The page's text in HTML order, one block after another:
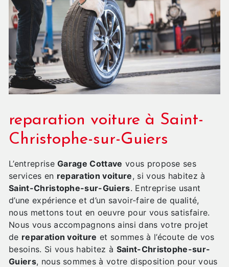
reparation voiture à Saint-
Christophe-sur-Guiers
L’entrepriseGarage Cottave vous propose ses
services en reparation voiture, si vous habitez à
Saint-Christophe-sur-Guiers. Entreprise usant
d’une expérience et d’un savoir-faire de qualité,
nous mettons tout en oeuvre pour vous satisfaire.
Nous vous accompagnons ainsi dans votre projet
de reparation voiture et sommes à l’écoute de vos
besoins. Si vous habitez à Saint-Christophe-sur-
Guiers, nous sommes à votre disposition pour vous